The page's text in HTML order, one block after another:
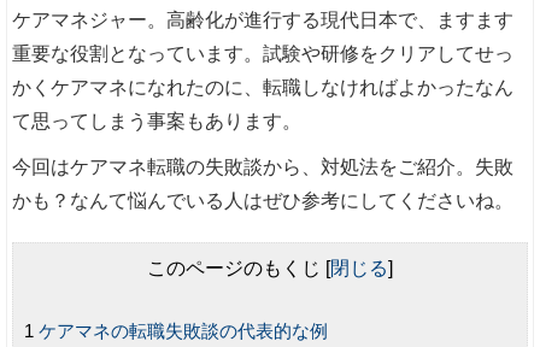
ケアマネジャー。高齢化が進行する現代日本で、ますます
重要な役割となっています。試験や研修をクリアしてせっ
かくケアマネになれたのに、転職しなければよかったなん
て思ってしまう事案もあります。
今回はケアマネ転職の失敗談から、対処法をご紹介。失敗
かも？なんて悩んでいる人はぜひ参考にしてくださいね。
このページのもくじ [閉じる]
ケアマネの転職失敗談の代表的な例